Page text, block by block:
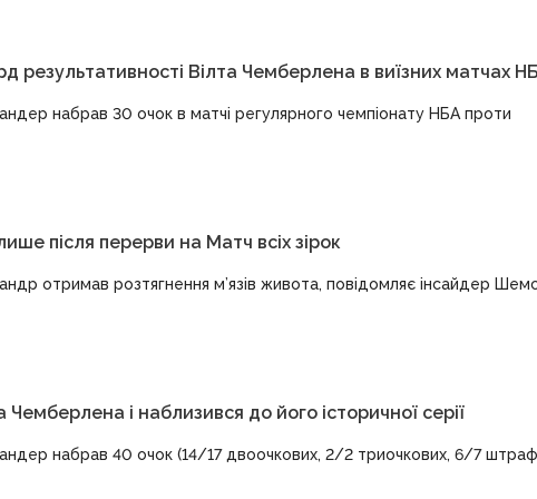
Вілта Чемберлена в виїзних матчах
набрав 30 очок в матчі регулярного чемпіонату НБА проти
після перерви на Матч всіх зірок
отримав розтягнення м’язів живота, повідомляє інсайдер
і наблизився до його історичної серії
набрав 40 очок (14/17 двоочкових, 2/2 триочкових, 6/7